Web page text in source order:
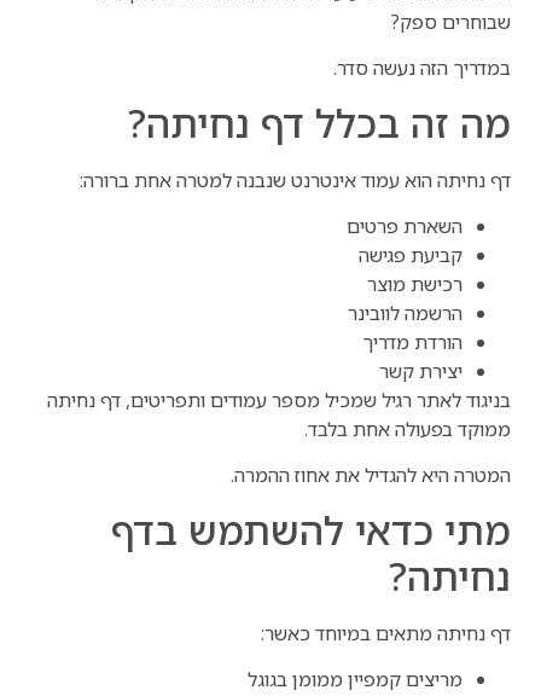
שבוחרים ספק?
במדריך הזה נעשה סדר.
מה זה בכלל דף נחיתה?
דף נחיתה הוא עמוד אינטרנט שנבנה למטרה אחת ברורה:
השארת פרטים
קביעת פגישה
רכישת מוצר
הרשמה לוובינר
הורדת מדריך
יצירת קשר
בניגוד לאתר רגיל שמכיל מספר עמודים ותפריטים, דף נחיתה
ממוקד בפעולה אחת בלבד.
המטרה היא להגדיל את אחוז ההמרה.
מתי כדאי להשתמש בדף
נחיתה?
דף נחיתה מתאים במיוחד כאשר:
מריצים קמפיין ממומן בגוגל